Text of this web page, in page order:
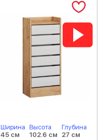
Ширина
45 см
Высота
102.6 см
Глубина
27 см